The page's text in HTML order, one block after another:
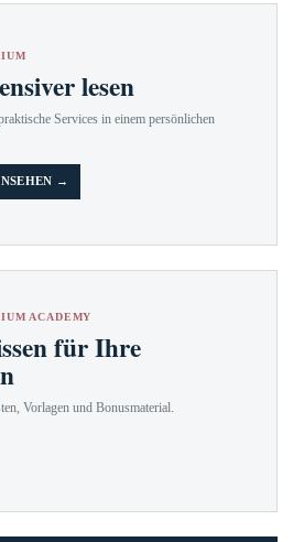
lesen
Services in einem persönlichen
→
ACADEMY
für Ihre
Vorlagen und Bonusmaterial.